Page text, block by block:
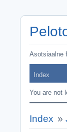
Asotsiaalne
Index
You are not
Index »